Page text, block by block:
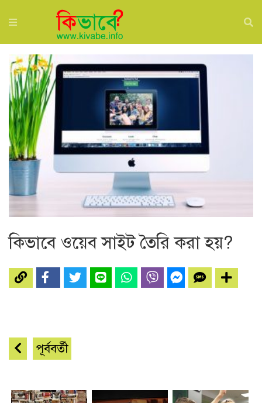
কিভাবে ওয়েব সাইট তৈরি করা হয়?
পূর্ববর্তী